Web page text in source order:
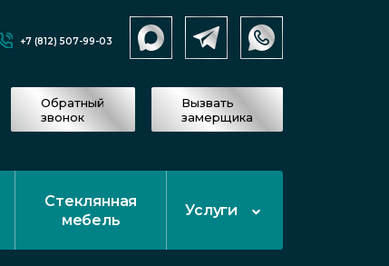
+7 (812) 507-99-03
Обратный
звонок
Вызвать
замерщика
Стеклянная
мебель
Услуги